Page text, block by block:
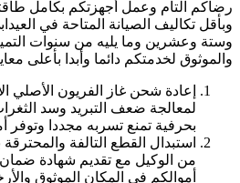
رضاكم التام وعمل أجهزتكم بكامل
وبأقل تكاليف الصيانة المتاحة في
وستة وعشرين وما يليه من سنوات
والموثوق لخدمتكم دائما وأبدا بأعلى
إعادة شحن غاز الفريون الأصلي
لمعالجة ضعف التبريد وسد
بحرفية تمنع تسربه مجددا وتوفر
استبدال القطع التالفة
من الوكيل مع تقديم شهادة
أموالكم في المكان الموثوق